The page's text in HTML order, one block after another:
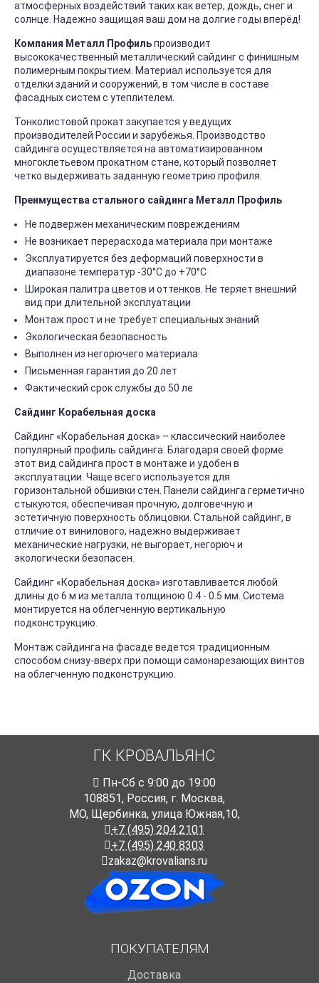
атмосферных воздействий таких как ветер, дождь, снег и
солнце. Надежно защищая ваш дом на долгие годы вперёд!
Компания Металл Профильпроизводит
высококачественный металлический сайдинг с финишным
полимерным покрытием. Материал используется для
отделки зданий и сооружений, в том числе в составе
фасадных систем с утеплителем.
Тонколистовой прокат закупается у ведущих
производителей России и зарубежья. Производство
сайдинга осуществляется на автоматизированном
многоклетьевом прокатном стане, который позволяет
четко выдерживать заданную геометрию профиля.
Преимущества стального сайдинга Металл Профиль
Не подвержен механическим повреждениям
Не возникает перерасхода материала при монтаже
Эксплуатируется без деформаций поверхности в
диапазоне температур -30°C до +70°C
Широкая палитра цветов и оттенков. Не теряет внешний
вид при длительной эксплуатации
Монтаж прост и не требует специальных знаний
Экологическая безопасность
Выполнен из негорючего материала
Письменная гарантия до 20 лет
Фактический срок службы до 50 ле
Сайдинг Корабельная доска
Сайдинг «Корабельная доска» – классический наиболее
популярный профиль сайдинга. Благодаря своей форме
этот вид сайдинга прост в монтаже и удобен в
эксплуатации. Чаще всего используется для
горизонтальной обшивки стен. Панели сайдинга герметично
стыкуются, обеспечивая прочную, долговечную и
эстетичную поверхность облицовки. Стальной сайдинг, в
отличие от винилового, надежно выдерживает
механические нагрузки, не выгорает, негорюч и
экологически безопасен.
Сайдинг «Корабельная доска» изготавливается любой
длины до 6 м из металла толщиною 0.4 - 0.5 мм. Система
монтируется на облегченную вертикальную
подконструкцию.
Монтаж сайдинга на фасаде ведется традиционным
способом снизу-вверх при помощи самонарезающих винтов
на облегченную подконструкцию.
ГК КРОВАЛЬЯНС
Пн-Cб с 9:00 до 19:00
108851, Россия, г. Москва,
МО, Щербинка, улица Южная,10,
+7 (495) 204 2101
+7 (495) 240 8303
zakaz@krovalians.ru
ПОКУПАТЕЛЯМ
Доставка